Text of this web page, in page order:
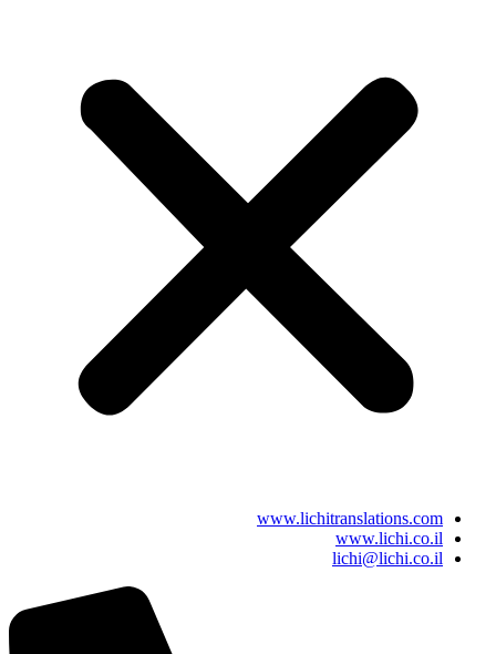
www.lichitranslations.com
www.lichi.co.il
lichi@lichi.co.il